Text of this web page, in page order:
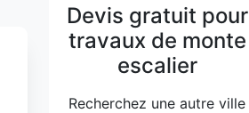
Devis gratuit pour
travaux de monte
escalier
Recherchez une autre ville